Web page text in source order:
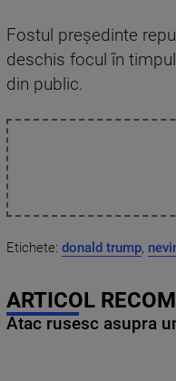
Fostul preşedinte
deschis focul în
din public.
Etichete: donald trump,
ARTICOL
Atac rusesc asupra